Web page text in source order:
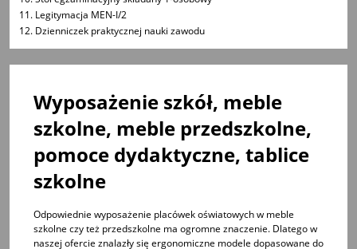
Legitymacja MEN-I/2
Dzienniczek praktycznej nauki zawodu
Wyposażenie szkół, meble
szkolne, meble przedszkolne,
pomoce dydaktyczne, tablice
szkolne
Odpowiednie wyposażenie placówek oświatowych w meble
szkolne czy też przedszkolne ma ogromne znaczenie. Dlatego w
naszej ofercie znalazły się ergonomiczne modele dopasowane do